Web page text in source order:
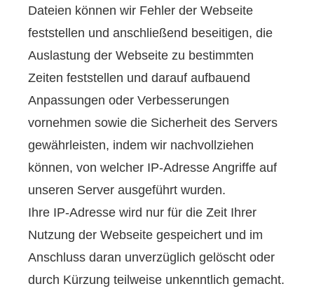
Dateien können wir Fehler der Webseite
feststellen und anschließend beseitigen, die
Auslastung der Webseite zu bestimmten
Zeiten feststellen und darauf aufbauend
Anpassungen oder Verbesserungen
vornehmen sowie die Sicherheit des Servers
gewährleisten, indem wir nachvollziehen
können, von welcher IP-Adresse Angriffe auf
unseren Server ausgeführt wurden.
Ihre IP-Adresse wird nur für die Zeit Ihrer
Nutzung der Webseite gespeichert und im
Anschluss daran unverzüglich gelöscht oder
durch Kürzung teilweise unkenntlich gemacht.